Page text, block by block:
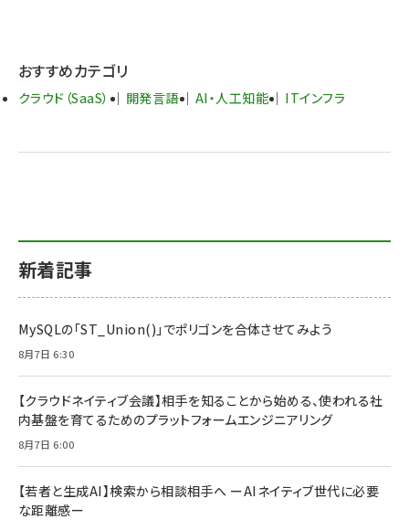
おすすめカテゴリ
クラウド（SaaS） 開発言語 AI・人工知能 ITインフラ
新着記事
MySQLの「ST_Union()」でポリゴンを合体させてみよう
8月7日 6:30
【クラウドネイティブ会議】相手を知ることから始める、使われる社
内基盤を育てるためのプラットフォームエンジニアリング
8月7日 6:00
【若者と生成AI】検索から相談相手へ ーAIネイティブ世代に必要
な距離感ー